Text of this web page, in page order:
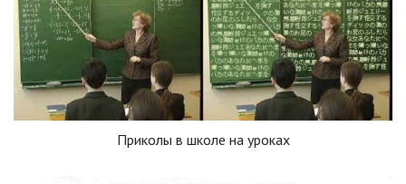
Приколы в школе на уроках